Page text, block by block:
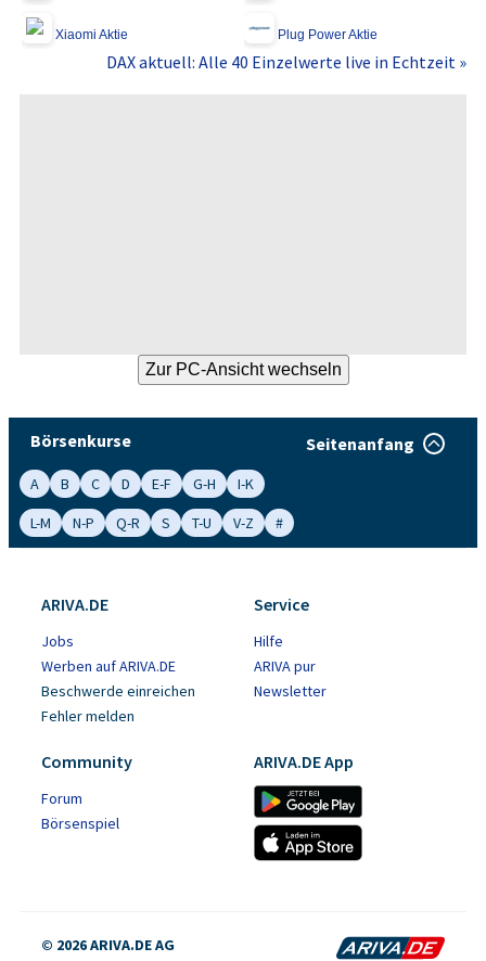
Xiaomi Aktie Plug Power Aktie
DAX aktuell: Alle 40 Einzelwerte live in Echtzeit »
Börsenkurse Seitenanfang
A B C D E-F G-H
I-K
L-M
N-P Q-R S T-U V-Z #
ARIVA.DE
Jobs
Werben auf ARIVA.DE
Beschwerde einreichen
Fehler melden
Service
Hilfe
ARIVA pur
Newsletter
Community
Forum
Börsenspiel
ARIVA.DE App
© 2026 ARIVA.DE AG